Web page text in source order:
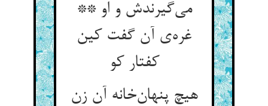
می‌گیرندش و او **
غره‌ی آن گفت کین
کفتار کو
هیچ پنهان‌خانه آن زن